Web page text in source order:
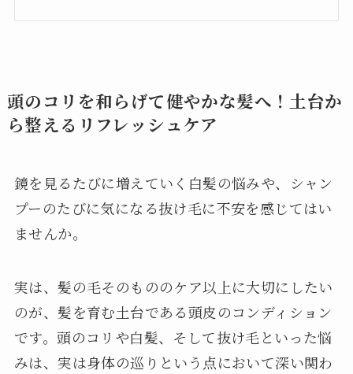
頭のコリを和らげて健やかな髪へ！土台か
ら整えるリフレッシュケア
鏡を見るたびに増えていく白髪の悩みや、シャン
プーのたびに気になる抜け毛に不安を感じてはい
ませんか。
実は、髪の毛そのもののケア以上に大切にしたい
のが、髪を育む土台である頭皮のコンディション
です。頭のコリや白髪、そして抜け毛といった悩
みは、実は身体の巡りという点において深い関わ